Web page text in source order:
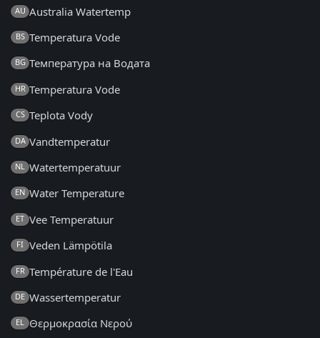
AU Australia Watertemp
BS Temperatura Vode
BG Температура на Водата
HR Temperatura Vode
CS Teplota Vody
DA Vandtemperatur
NL Watertemperatuur
EN Water Temperature
ET Vee Temperatuur
FI Veden Lämpötila
FR Température de l'Eau
DE Wassertemperatur
EL Θερμοκρασία Νερού